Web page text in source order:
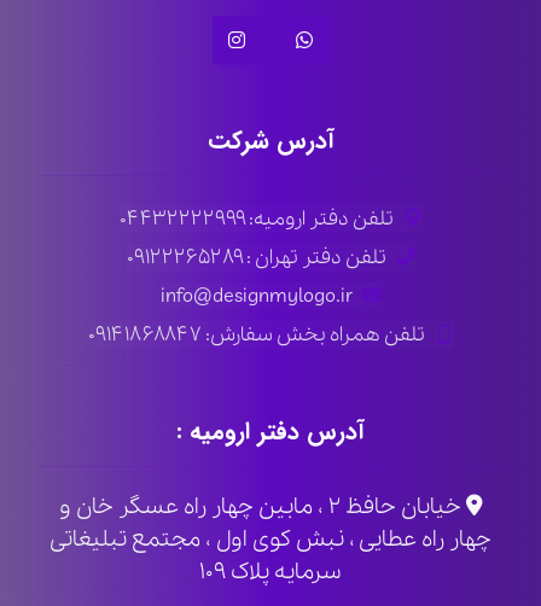
آدرس شرکت
تلفن دفتر ارومیه: ۰۴۴۳۲۲۲۲۹۹۹
تلفن دفتر تهران : ۰۹۱۲۲۲۶۵۲۸۹
info@designmylogo.ir
تلفن همراه بخش سفارش: ۰۹۱۴۱۸۶۸۸۴۷
آدرس دفتر ارومیه :
خیابان حافظ ۲ ، مابین چهار راه عسگر خان و
چهار راه عطایی ، نبش کوی اول ، مجتمع تبلیغاتی
سرمایه پلاک ۱۰۹